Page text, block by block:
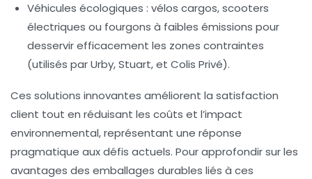
Véhicules écologiques : vélos cargos, scooters
électriques ou fourgons à faibles émissions pour
desservir efficacement les zones contraintes
(utilisés par Urby, Stuart, et Colis Privé).
Ces solutions innovantes améliorent la satisfaction
client tout en réduisant les coûts et l’impact
environnemental, représentant une réponse
pragmatique aux défis actuels. Pour approfondir sur les
avantages des emballages durables liés à ces